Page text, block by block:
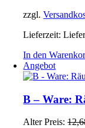
zzgl.
Lieferzeit:
In den
Angebot
B – Ware:
Alter Preis: